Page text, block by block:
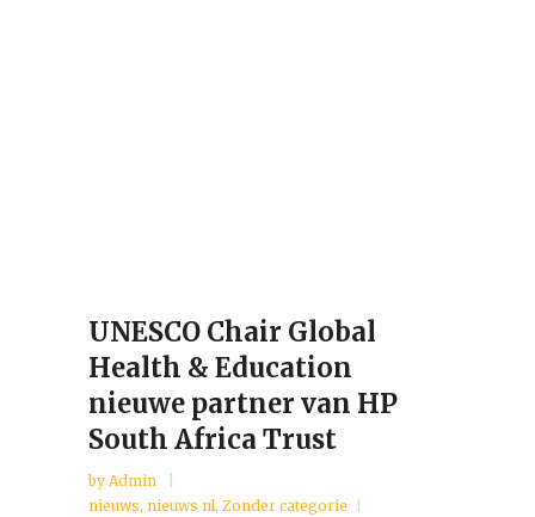
UNESCO Chair Global
Health & Education
nieuwe partner van HP
South Africa Trust
by Admin
nieuws, nieuws nl, Zonder categorie